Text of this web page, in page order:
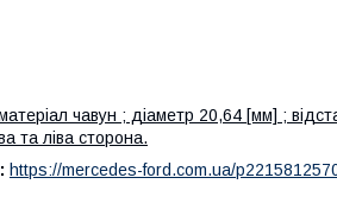
чавун ; діаметр 20,64 [мм] ;
та ліва сторона.
https://mercedes-ford.com.ua/